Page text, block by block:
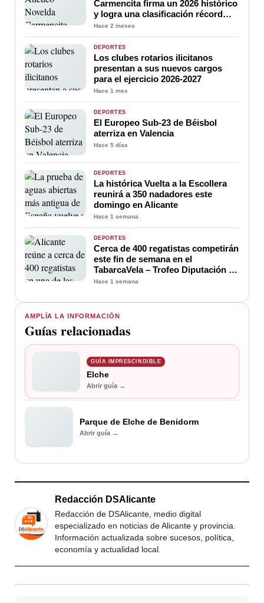
AMPLÍA LA INFORMACIÓN
Guías relacionadas
GUÍA IMPRESCINDIBLE
Elche
Abrir guía →
Parque de Elche de Benidorm
Abrir guía →
Carmencita firma un 2026 histórico
y logra una clasificación récord
para el Campeonato de España
Máster
Hace 2 meses
DEPORTES
Los clubes rotarios ilicitanos
presentan a sus nuevos cargos
para el ejercicio 2026-2027
Hace 1 mes
DEPORTES
El Europeo Sub-23 de Béisbol
aterriza en Valencia
Hace 5 días
DEPORTES
La histórica Vuelta a la Escollera
reunirá a 350 nadadores este
domingo en Alicante
Hace 1 semana
DEPORTES
Cerca de 400 regatistas competirán
este fin de semana en el
TabarcaVela – Trofeo Diputación de
Alicante
Hace 1 semana
Redacción DSAlicante
Redacción de DSAlicante, medio digital
especializado en noticias de Alicante y provincia.
Información actualizada sobre sucesos, política,
economía y actualidad local.